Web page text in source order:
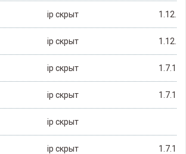
ip скрыт 1.12.2
ip скрыт 1.12.2
ip скрыт 1.7.10
ip скрыт 1.7.10
ip скрыт
ip скрыт 1.7.10